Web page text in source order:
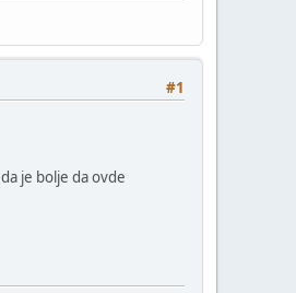
#1
je bolje da ovde